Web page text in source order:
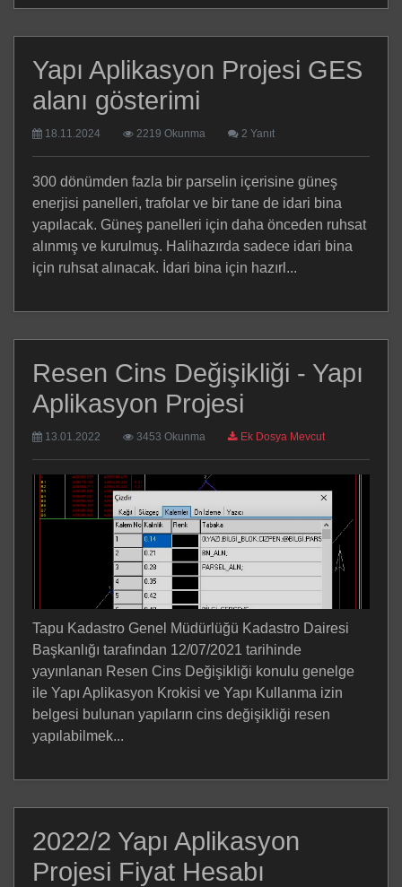
Yapı Aplikasyon Projesi GES
alanı gösterimi
18.11.2024 2219 Okunma 2 Yanıt
300 dönümden fazla bir parselin içerisine güneş
enerjisi panelleri, trafolar ve bir tane de idari bina
yapılacak. Güneş panelleri için daha önceden ruhsat
alınmış ve kurulmuş. Halihazırda sadece idari bina
için ruhsat alınacak. İdari bina için hazırl...
Resen Cins Değişikliği - Yapı
Aplikasyon Projesi
13.01.2022 3453 Okunma Ek Dosya Mevcut
Tapu Kadastro Genel Müdürlüğü Kadastro Dairesi
Başkanlığı tarafından 12/07/2021 tarihinde
yayınlanan Resen Cins Değişikliği konulu genelge
ile Yapı Aplikasyon Krokisi ve Yapı Kullanma izin
belgesi bulunan yapıların cins değişikliği resen
yapılabilmek...
2022/2 Yapı Aplikasyon
Projesi Fiyat Hesabı